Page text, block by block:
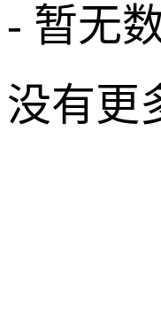
- 暂无
没有更